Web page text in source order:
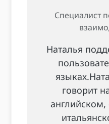
Специалист
Наталья
говорит